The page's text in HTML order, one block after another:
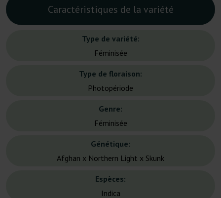
Caractéristiques de la variété
Type de variété:
Féminisée
Type de floraison:
Photopériode
Genre:
Féminisée
Génétique:
Afghan x Northern Light x Skunk
Espèces:
Indica